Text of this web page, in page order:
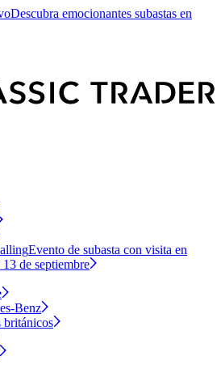
Descubra emocionantes subastas en
Evento de subasta con visita en
de septiembre
Benz
británicos